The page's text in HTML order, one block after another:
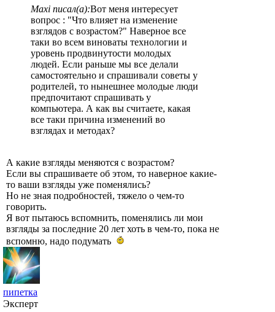
Maxi писал(а):Вот меня интересует
вопрос : "Что влияет на изменение
взглядов с возрастом?" Наверное все
таки во всем виноваты технологии и
уровень продвинутости молодых
людей. Если раньше мы все делали
самостоятельно и спрашивали советы у
родителей, то нынешнее молодые люди
предпочитают спрашивать у
компьютера. А как вы считаете, какая
все таки причина изменений во
взглядах и методах?
А какие взгляды меняются с возрастом?
Если вы спрашиваете об этом, то наверное какие-
то ваши взгляды уже поменялись?
Но не зная подробностей, тяжело о чем-то
говорить.
Я вот пытаюсь вспомнить, поменялись ли мои
взгляды за последние 20 лет хоть в чем-то, пока не
вспомню, надо подумать
пипетка
Эксперт